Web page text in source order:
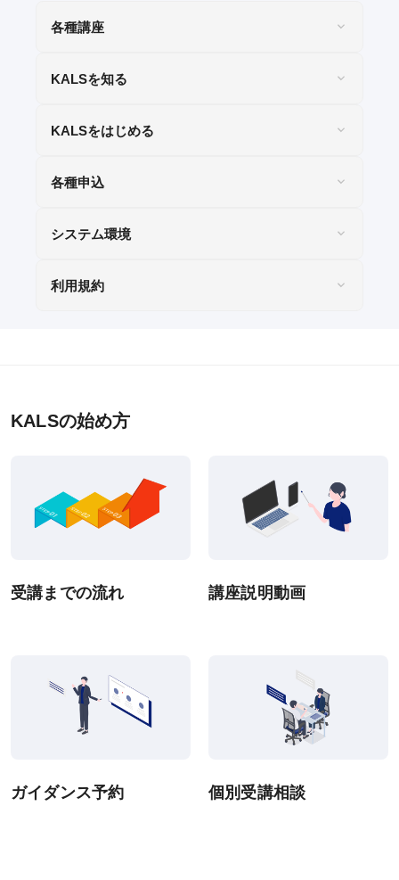
WEB申込
お申込後の流れ
システム環境
WEBサイトご利用環境
eラーニング推奨環境
特定商取引法に基づく表示
教材等転売に関する禁止のお願い
各種講座
KALSを知る
KALSをはじめる
各種申込
システム環境
利用規約
KALSの始め方
受講までの流れ 講座説明動画
ガイダンス予約 個別受講相談